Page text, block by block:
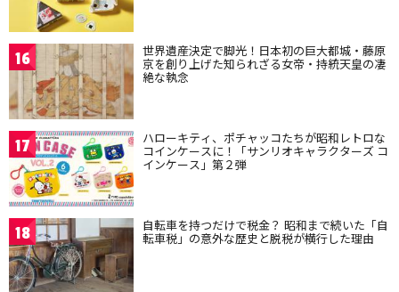
16 世界遺産決定で脚光！日本初の巨大都城・藤原
京を創り上げた知られざる女帝・持統天皇の凄
絶な執念
17 ハローキティ、ポチャッコたちが昭和レトロな
コインケースに！「サンリオキャラクターズ コ
インケース」第２弾
18 自転車を持つだけで税金？ 昭和まで続いた「自
転車税」の意外な歴史と脱税が横行した理由